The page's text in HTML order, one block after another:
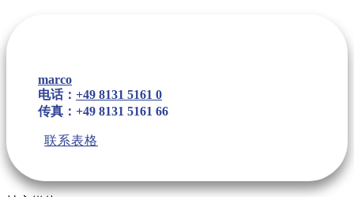
marco
电话： +49 8131 5161 0
传真：+49 8131 5161 66
联系表格